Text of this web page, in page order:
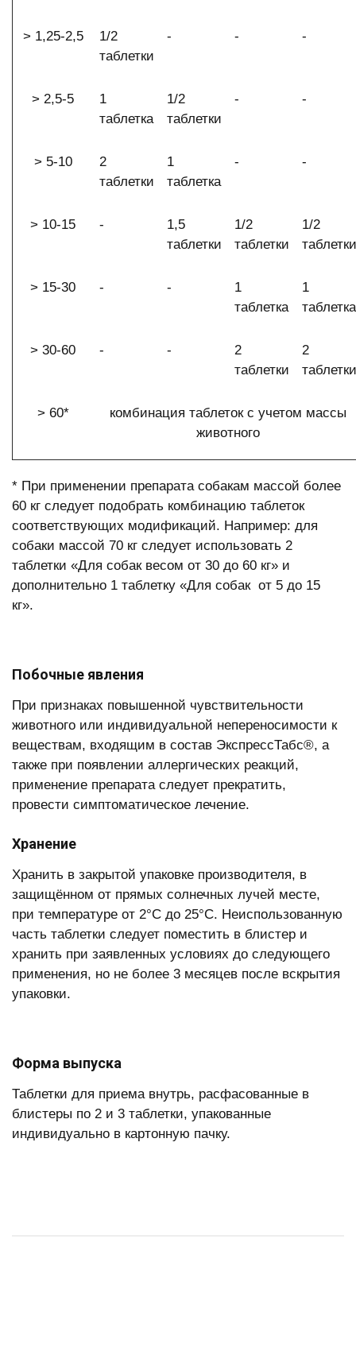
> 1,25-2,5
1/2
таблетки
- - -
> 2,5-5
1
таблетка
1/2
таблетки
- -
> 5-10
2
таблетки
1
таблетка
- -
> 10-15 -
1,5
таблетки
1/2
таблетки
1/2
таблетки
> 15-30 - -
1
таблетка
1
таблетка
> 30-60 - -
2
таблетки
2
таблетки
> 60*
комбинация таблеток с учетом массы
животного
* При применении препарата собакам массой более
60 кг следует подобрать комбинацию таблеток
соответствующих модификаций. Например: для
собаки массой 70 кг следует использовать 2
таблетки «Для собак весом от 30 до 60 кг» и
дополнительно 1 таблетку «Для собак от 5 до 15
кг».
Побочные явления
При признаках повышенной чувствительности
животного или индивидуальной непереносимости к
веществам, входящим в состав ЭкспрессТабс®, а
также при появлении аллергических реакций,
применение препарата следует прекратить,
провести симптоматическое лечение.
Хранение
Хранить в закрытой упаковке производителя, в
защищённом от прямых солнечных лучей месте,
при температуре от 2°C до 25°C. Неиспользованную
часть таблетки следует поместить в блистер и
хранить при заявленных условиях до следующего
применения, но не более 3 месяцев после вскрытия
упаковки.
Форма выпуска
Таблетки для приема внутрь, расфасованные в
блистеры по 2 и 3 таблетки, упакованные
индивидуально в картонную пачку.